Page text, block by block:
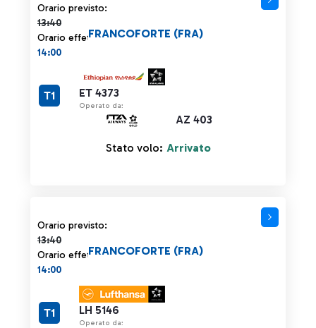
Orario previsto:
13:40
Orario previsto 13:40 barrato
Orario effettivo:
14:00
ET 4373
Operato da:
AZ 403
FRANCOFORTE (FRA)
T1
Stato volo: Arrivato
Orario previsto:
13:40
Orario previsto 13:40 barrato
Orario effettivo:
14:00
LH 5146
Operato da:
FRANCOFORTE (FRA)
T1